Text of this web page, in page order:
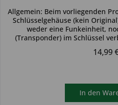
Allgemein: Beim vorliegenden
Schlüsselgehäuse (kein
weder eine Funkeinheit,
(Transponder) im Schlüssel
14,99
In den